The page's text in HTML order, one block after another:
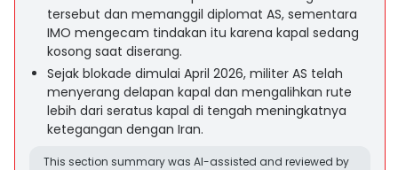
tersebut dan memanggil diplomat AS, sementara
IMO mengecam tindakan itu karena kapal sedang
kosong saat diserang.
Sejak blokade dimulai April 2026, militer AS telah
menyerang delapan kapal dan mengalihkan rute
lebih dari seratus kapal di tengah meningkatnya
ketegangan dengan Iran.
This section summary was AI-assisted and reviewed by